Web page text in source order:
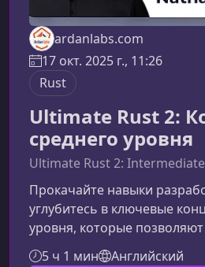
ardanlabs.com
17 окт. 2025 г., 11:26
Rust
Ultimate Rust 2:
среднего уровня
Ultimate Rust 2:
Прокачайте навыки
углубитесь в ключевые
уровня, которые
быстрый и безопасный
5 ч 1 мин Английский